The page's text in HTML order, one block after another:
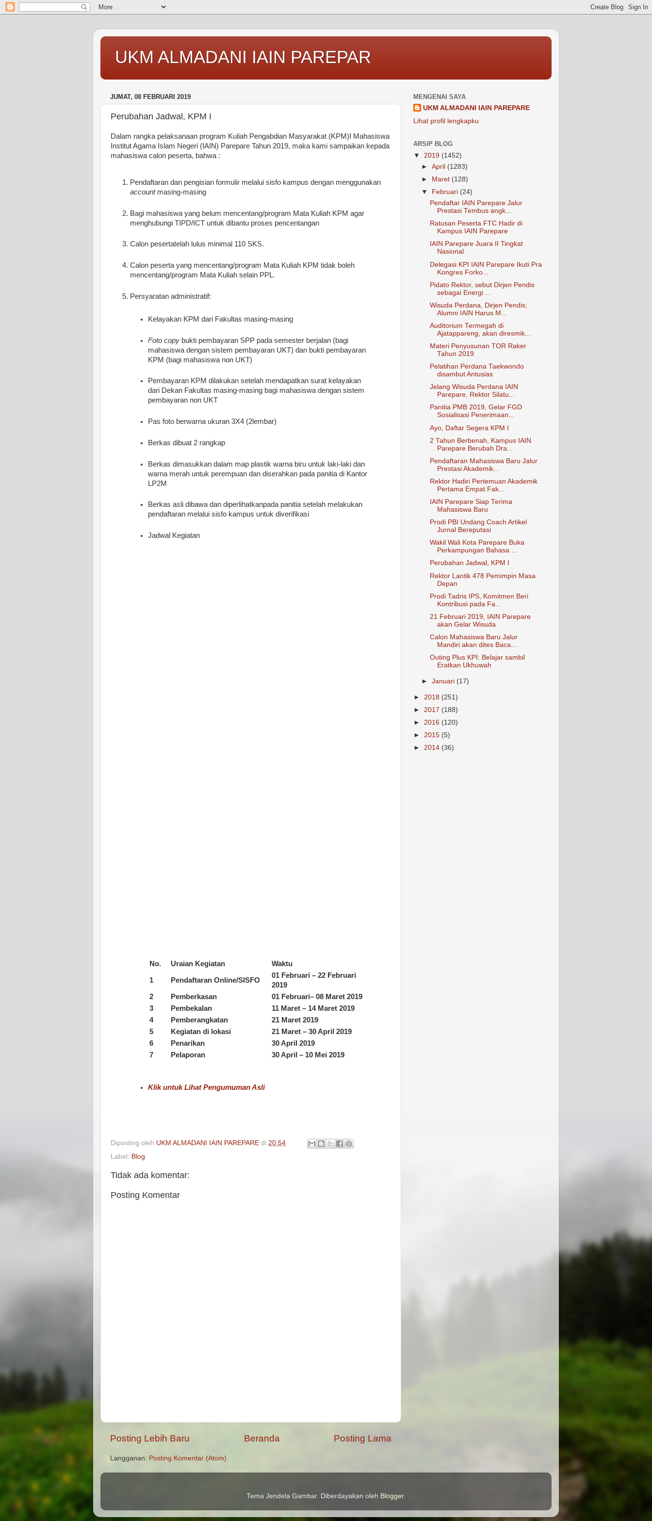
UKM ALMADANI IAIN PAREPAR
JUMAT, 08 FEBRUARI 2019
Perubahan Jadwal, KPM I
Dalam rangka pelaksanaan program Kuliah Pengabdian Masyarakat (KPM)I Mahasiswa
Institut Agama Islam Negeri (IAIN) Parepare Tahun 2019, maka kami sampaikan kepada
mahasiswa calon peserta, bahwa :
Pendaftaran dan pengisian formulir melalui sisfo kampus dengan menggunakan
account masing-masing
Bagi mahasiswa yang belum mencentang/program Mata Kuliah KPM agar
menghubungi TIPD/ICT untuk dibantu proses pencentangan
Calon pesertatelah lulus minimal 110 SKS.
Calon peserta yang mencentang/program Mata Kuliah KPM tidak boleh
mencentang/program Mata Kuliah selain PPL.
Persyaratan administratif:
Kelayakan KPM dari Fakultas masing-masing
Foto copy bukti pembayaran SPP pada semester berjalan (bagi
mahasiswa dengan sistem pembayaran UKT) dan bukti pembayaran
KPM (bagi mahasiswa non UKT)
Pembayaran KPM dilakukan setelah mendapatkan surat kelayakan
dari Dekan Fakultas masing-masing bagi mahasiswa dengan sistem
pembayaran non UKT
Pas foto berwarna ukuran 3X4 (2lembar)
Berkas dibuat 2 rangkap
Berkas dimasukkan dalam map plastik warna biru untuk laki-laki dan
warna merah untuk perempuan dan diserahkan pada panitia di Kantor
LP2M
Berkas asli dibawa dan diperlihatkanpada panitia setelah melakukan
pendaftaran melalui sisfo kampus untuk diverifikasi
Jadwal Kegiatan
No. Uraian Kegiatan Waktu
1 Pendaftaran Online/SISFO
01 Februari – 22 Februari
2019
2
Pemberkasan 01 Februari–08 Maret 2019
3
Pembekalan 11 Maret – 14Maret 2019
4
Pemberangkatan 21 Maret 2019
5
Kegiatan di lokasi 21 Maret –30April 2019
6
Penarikan 30April 2019
7
Pelaporan 30April – 10 Mei 2019
Klik untuk Lihat Pengumuman Asli
Diposting oleh UKM ALMADANI IAIN PAREPARE di 20.54
Label: Blog
Tidak ada komentar:
Posting Komentar
Posting Lebih Baru Posting Lama
Beranda
Langganan: Posting Komentar (Atom)
MENGENAI SAYA
UKM ALMADANI IAIN PAREPARE
Lihat profil lengkapku
ARSIP BLOG
▼ 2019 (1452)
►April (1283)
►
Maret (128)
▼
Februari (24)
Pendaftar IAIN Parepare Jalur
Prestasi Tembus angk...
Ratusan Peserta FTC Hadir di
Kampus IAIN Parepare
IAIN Parepare Juara II Tingkat
Nasional
Delegasi KPI IAIN Parepare Ikuti Pra
Kongres Forko...
Pidato Rektor, sebut Dirjen Pendis
sebagai Energi ...
Wisuda Perdana, Dirjen Pendis;
Alumni IAIN Harus M...
Auditorium Termegah di
Ajatappareng, akan diresmik...
Materi Penyusunan TOR Raker
Tahun 2019
Pelatihan Perdana Taekwondo
disambut Antusias
Jelang Wisuda Perdana IAIN
Parepare, Rektor Silatu...
Panitia PMB 2019, Gelar FGD
Sosialisasi Penerimaan...
Ayo, Daftar Segera KPM I
2 Tahun Berbenah, Kampus IAIN
Parepare Berubah Dra...
Pendaftaran Mahasiswa Baru Jalur
Prestasi Akademik...
Rektor Hadiri Pertemuan Akademik
Pertama Empat Fak...
IAIN Parepare Siap Terima
Mahasiswa Baru
Prodi PBI Undang Coach Artikel
Jurnal Bereputasi
Wakil Wali Kota Parepare Buka
Perkampungan Bahasa ...
Perubahan Jadwal, KPM I
Rektor Lantik 478 Pemimpin Masa
Depan
Prodi Tadris IPS, Komitmen Beri
Kontribusi pada Fa...
21 Februari 2019, IAIN Parepare
akan Gelar Wisuda
Calon Mahasiswa Baru Jalur
Mandiri akan dites Baca...
Outing Plus KPI: Belajar sambil
Eratkan Ukhuwah
►Januari (17)
► 2018 (251)
► 2017 (188)
► 2016 (120)
► 2015 (5)
► 2014 (36)
Tema Jendela Gambar. Diberdayakan oleh Blogger.